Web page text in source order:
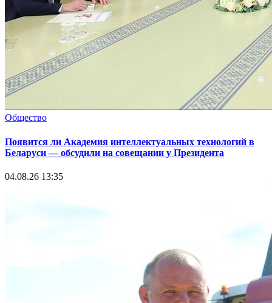
Общество
Появится ли Академия интеллектуальных технологий в
Беларуси — обсудили на совещании у Президента
04.08.26 13:35